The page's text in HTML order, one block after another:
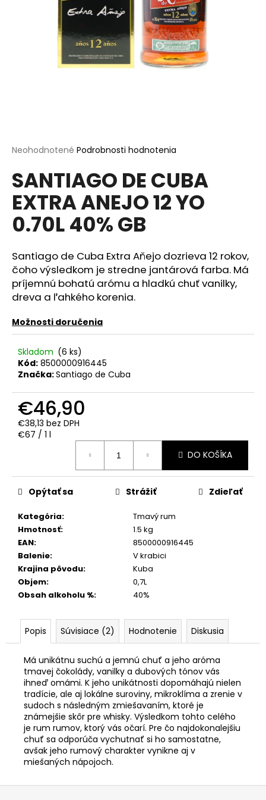
Priemerné
produktu
je
0,0
5
hviezdičiek.
Neohodnotené Podrobnosti hodnotenia
SANTIAGO DE CUBA
EXTRA ANEJO 12 YO
0.70L 40% GB
Santiago de Cuba Extra Aňejo dozrieva 12 rokov,
čoho výsledkom je stredne jantárová farba. Má
príjemnú bohatú arómu a hladkú chuť vanilky,
dreva a ľahkého korenia.
Možnosti doručenia
Skladom (6 ks)
Kód: 8500000916445
Značka:Santiago de Cuba
€46,90
€38,13 bez DPH
Jednotková
€67 / 1 l
DO KOŠÍKA
Kategória:
Tmavý rum
Hmotnosť:
1.5 kg
EAN:
8500000916445
Balenie:
V krabici
Krajina pôvodu:
Kuba
Objem:
0,7L
Obsah alkoholu %: 40%
Opýtať sa Strážiť Zdieľať
Popis Súvisiace (2) Hodnotenie Diskusia
Má unikátnu suchú a jemnú chuť a jeho aróma
tmavej čokolády, vanilky a dubových tónov vás
ihneď omámi. K jeho unikátnosti dopomáhajú nielen
tradície, ale aj lokálne suroviny, mikroklíma a zrenie v
sudoch s následným zmiešavaním, ktoré je
známejšie skôr pre whisky. Výsledkom tohto celého
je rum rumov, ktorý vás očarí. Pre čo najdokonalejšiu
chuť sa odporúča vychutnať si ho samostatne,
avšak jeho rumový charakter vynikne aj v
miešaných nápojoch.
O
d
p
o
ú
č
a
m
BRANDY
QARVANI
0.70L
€6,60
Z